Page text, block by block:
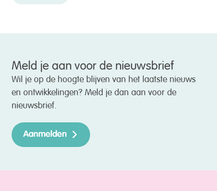
Meld je aan voor de nieuwsbrief
Wil je op de hoogte blijven van het laatste nieuws
en ontwikkelingen? Meld je dan aan voor de
nieuwsbrief.
Aanmelden